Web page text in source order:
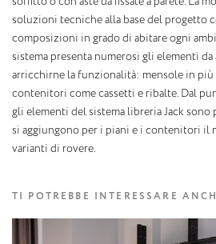
soluzioni tecniche alla base del progetto
composizioni in grado di abitare ogni
sistema presenta numerosi gli elementi
arricchirne la funzionalità: mensole in
contenitori come cassetti e ribalte. Dal
gli elementi del sistema libreria Jack
si aggiungono per i piani e i contenitori il
varianti di rovere.
TI POTREBBE INTERESSARE